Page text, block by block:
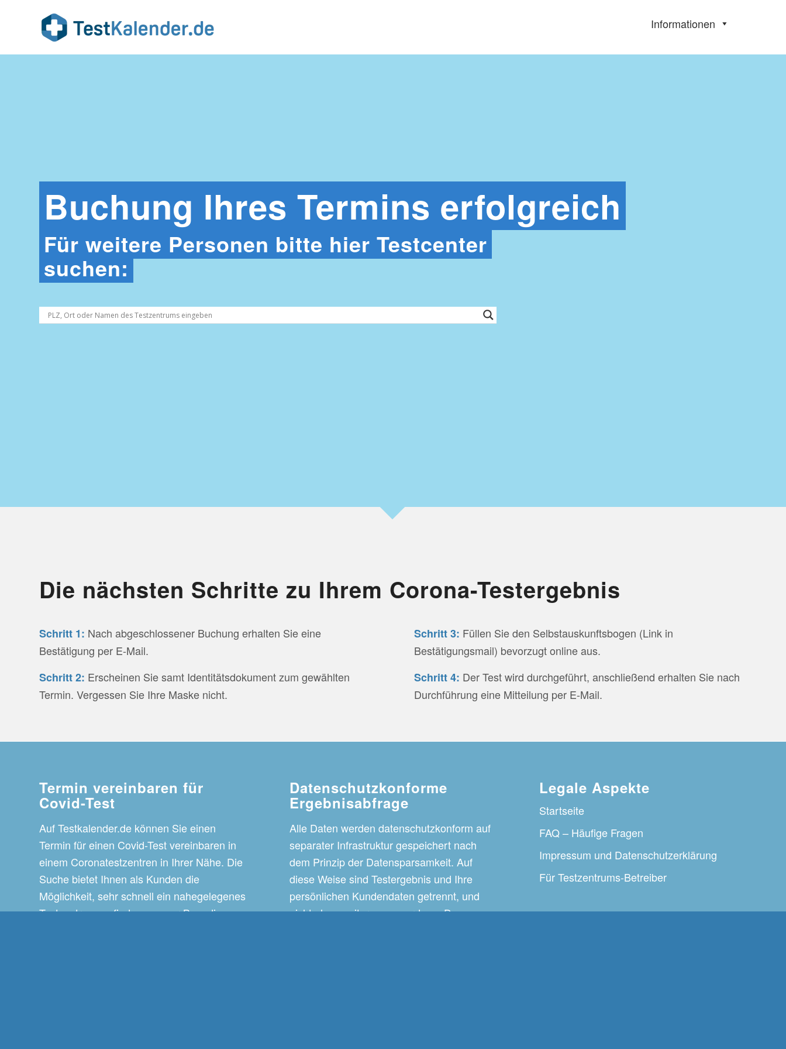
Informationen
Buchung Ihres Termins erfolgreich
Für weitere Personen bitte hier Testcenter
suchen:
Die nächsten Schritte zu Ihrem Corona-Testergebnis
Schritt 1: Nach abgeschlossener Buchung erhalten Sie eine
Bestätigung per E-Mail.
Schritt 2: Erscheinen Sie samt Identitätsdokument zum gewählten
Termin. Vergessen Sie Ihre Maske nicht.
Schritt 3: Füllen Sie den Selbstauskunftsbogen (Link in
Bestätigungsmail) bevorzugt online aus.
Schritt 4: Der Test wird durchgeführt, anschließend erhalten Sie nach
Durchführung eine Mitteilung per E-Mail.
Termin vereinbaren für
Covid-Test
Auf Testkalender.de können Sie einen
Termin für einen Covid-Test vereinbaren in
einem Coronatestzentren in Ihrer Nähe. Die
Suche bietet Ihnen als Kunden die
Möglichkeit, sehr schnell ein nahegelegenes
Testzentrum zu finden, um zur Beendigung
Datenschutzkonforme
Ergebnisabfrage
Alle Daten werden datenschutzkonform auf
separater Infrastruktur gespeichert nach
dem Prinzip der Datensparsamkeit. Auf
diese Weise sind Testergebnis und Ihre
persönlichen Kundendaten getrennt, und
nicht ohne weiteres zuzuordnen. Das
Legale Aspekte
Startseite
FAQ – Häufige Fragen
Impressum und Datenschutzerklärung
Für Testzentrums-Betreiber